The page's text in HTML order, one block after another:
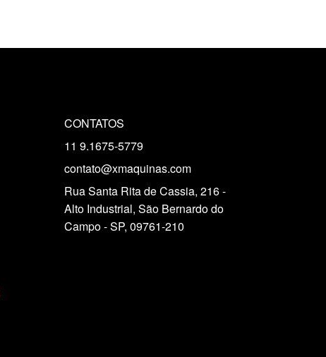
CONTATOS
11 9.1675-5779
contato@xmaquinas.com
Rua Santa Rita de Cassia, 216 -
Alto Industrial, São Bernardo do
Campo - SP, 09761-210